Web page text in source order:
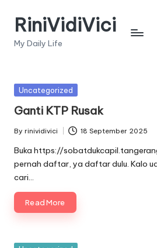
content
RiniVidiVici
My Daily Life
Posted
Uncategorized
Ganti KTP Rusak
Posted
by
By rinividivici 18 September 2025
Buka https://
pernah daftar, ya daftar dulu. Kalo
cari…
Read More